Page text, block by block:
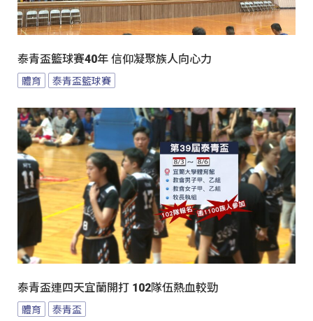
泰青盃籃球賽40年 信仰凝聚族人向心力
體育 泰青盃籃球賽
泰青盃連四天宜蘭開打 102隊伍熱血較勁
體育 泰青盃